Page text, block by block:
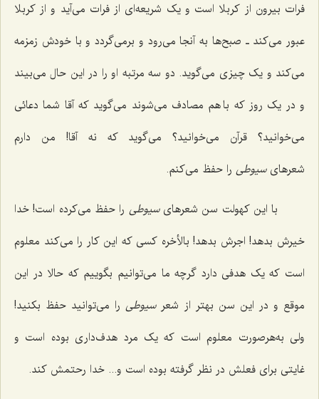
فرات بیرون از کربلا است و یک شریعه‌ای از فرات می‌آید و از کربلا
عبور می‌کند ـ صبح‌ها به آنجا می‌رود و برمی‌گردد و با خودش زمزمه
می‌کند و یک چیزی می‌گوید. دو سه مرتبه او را در این حال می‌بیند
و در یک روز که با هم مصادف می‌شوند می‌گوید که آقا شما دعائی
می‌خوانید؟ قرآن می‌خوانید؟ می‌گوید که نه آقا! من دارم
شعرهایسیوطی را حفظ می‌کنم.
با این کهولت سن شعرهایسیوطی را حفظ می‌کرده است! خدا
خیرش بدهد! اجرش بدهد! بالأخره کسی که این کار را می‌کند معلوم
است که یک هدفی دارد گرچه ما می‌توانیم بگوییم که حالا در این
موقع و در این سن بهتر از شعرسیوطیرا می‌توانید حفظ بکنید!
ولی به‌هرصورت معلوم است که یک مرد هدف‌داری بوده است و
غایتی برای فعلش در نظر گرفته بوده است و... خدا رحتمش کند.